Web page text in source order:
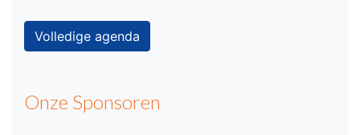
Volledige agenda
Onze Sponsoren